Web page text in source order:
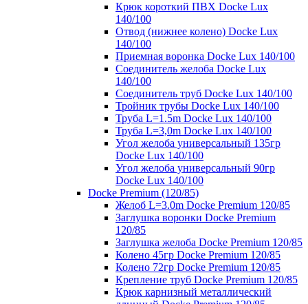
Крюк короткий ПВХ Docke Lux
140/100
Отвод (нижнее колено) Docke Lux
140/100
Приемная воронка Docke Lux 140/100
Соединитель желоба Docke Lux
140/100
Соединитель труб Docke Lux 140/100
Тройник трубы Docke Lux 140/100
Труба L=1.5m Docke Lux 140/100
Труба L=3,0m Docke Lux 140/100
Угол желоба универсальный 135гр
Docke Lux 140/100
Угол желоба универсальный 90гр
Docke Lux 140/100
Docke Premium (120/85)
Желоб L=3.0m Docke Premium 120/85
Заглушка воронки Docke Premium
120/85
Заглушка желоба Docke Premium 120/85
Колено 45гр Docke Premium 120/85
Колено 72гр Docke Premium 120/85
Крепление труб Docke Premium 120/85
Крюк карнизный металлический